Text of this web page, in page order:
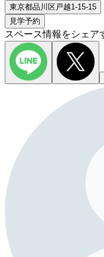
東京都品川区戸越1-15-15
見学予約
スペース情報をシェア